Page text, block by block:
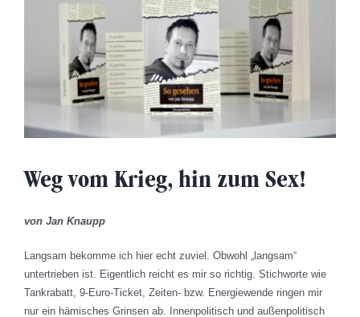
Weg vom Krieg, hin zum Sex!
von Jan Knaupp
Langsam bekomme ich hier echt zuviel. Obwohl „langsam“
untertrieben ist. Eigentlich reicht es mir so richtig. Stichworte wie
Tankrabatt, 9-Euro-Ticket, Zeiten- bzw. Energiewende ringen mir
nur ein hämisches Grinsen ab. Innenpolitisch und außenpolitisch